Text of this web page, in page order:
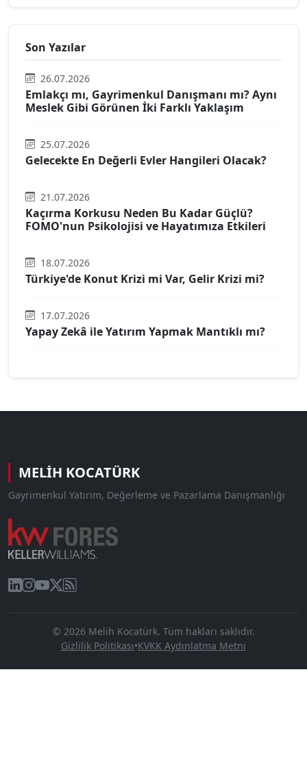
Son Yazılar
26.07.2026
Emlakçı mı, Gayrimenkul Danışmanı mı? Aynı
Meslek Gibi Görünen İki Farklı Yaklaşım
25.07.2026
Gelecekte En Değerli Evler Hangileri Olacak?
21.07.2026
Kaçırma Korkusu Neden Bu Kadar Güçlü?
FOMO'nun Psikolojisi ve Hayatımıza Etkileri
18.07.2026
Türkiye'de Konut Krizi mi Var, Gelir Krizi mi?
17.07.2026
Yapay Zekâ ile Yatırım Yapmak Mantıklı mı?
MELIH KOCATÜRK
Gayrimenkul Yatırım, Değerleme ve Pazarlama Danışmanlığı
© 2026 Melih Kocatürk. Tüm hakları saklıdır.
Gizlilik Politikası•KVKK Aydınlatma Metni